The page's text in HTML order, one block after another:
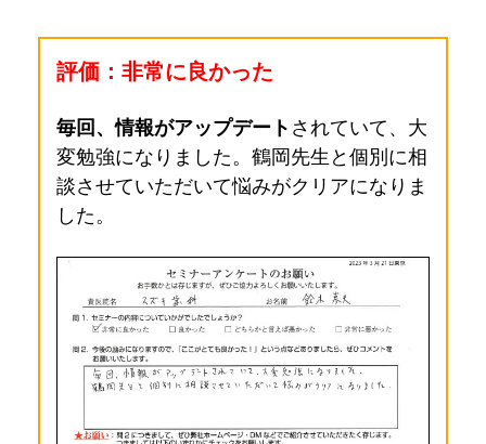
評価：非常に良かった
毎回、情報がアップデート されていて、大
変勉強になりました。 鶴岡先生と個別に相
談させていただいて悩みがクリアになりま
した。